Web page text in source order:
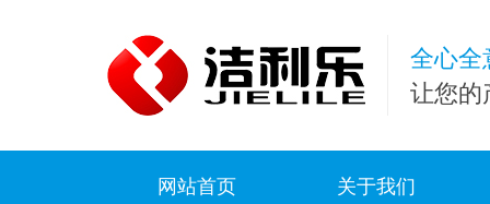
全心全
让您的
网站首页 关于我们